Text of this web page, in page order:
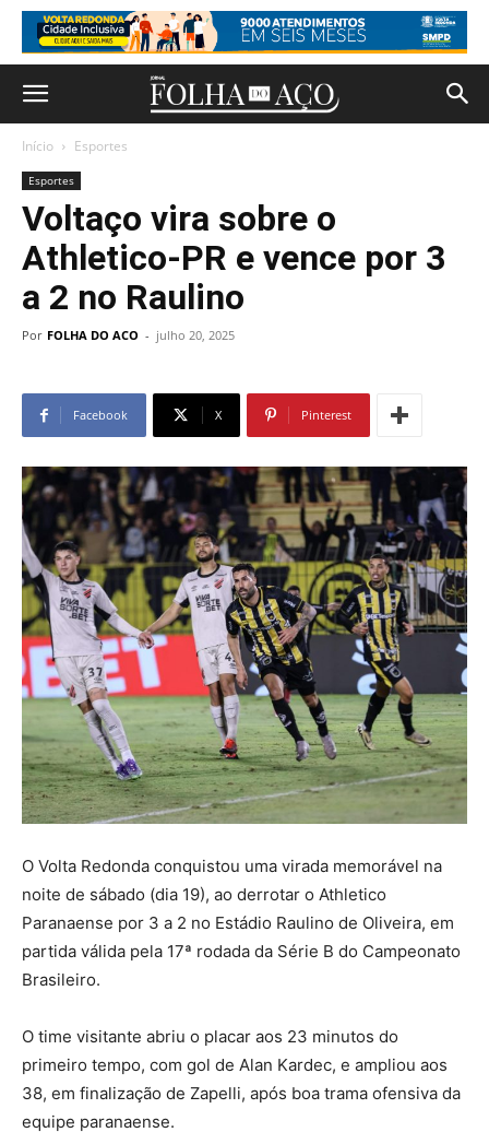
Início Esportes
Esportes
Voltaço vira sobre o
Athletico-PR e vence por 3
a 2 no Raulino
Por FOLHA DO ACO - julho 20, 2025
Facebook X Pinterest
O Volta Redonda conquistou uma virada memorável na
noite de sábado (dia 19), ao derrotar o Athletico
Paranaense por 3 a 2 no Estádio Raulino de Oliveira, em
partida válida pela 17ª rodada da Série B do Campeonato
Brasileiro.
O time visitante abriu o placar aos 23 minutos do
primeiro tempo, com gol de Alan Kardec, e ampliou aos
38, em finalização de Zapelli, após boa trama ofensiva da
equipe paranaense.